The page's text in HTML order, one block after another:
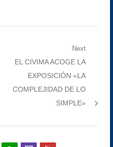
Next
Next
post:
EL CIVIMA ACOGE LA
EXPOSICIÓN «LA
COMPLEJIDAD DE LO
SIMPLE»